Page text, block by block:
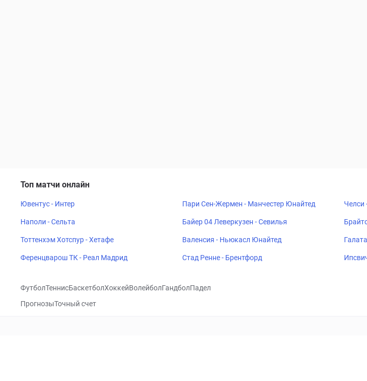
Топ матчи онлайн
Ювентус - Интер Пари Сен-Жермен - Манчестер Юнайтед Челси
Наполи - Сельта Байер 04 Леверкузен - Севилья
Тоттенхэм Хотспур - Хетафе Валенсия - Ньюкасл Юнайтед
Ференцварош ТК - Реал Мадрид Стад Ренне - Брентфорд
ФутболТеннисБаскетболХоккейВолейболГандболПадел
ПрогнозыТочный счет